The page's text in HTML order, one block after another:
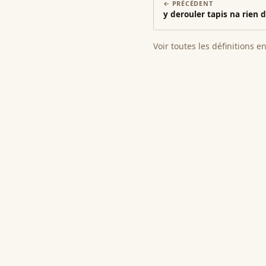
← PRÉCÉDENT
y derouler tapis na rien
Voir toutes les définitions en